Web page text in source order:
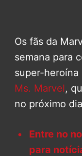
Os fãs da
semana para
super-heroína
Ms. Marvel,
no próximo
Entre no
para